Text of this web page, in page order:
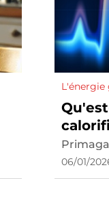
L'énergie
?
06/01/